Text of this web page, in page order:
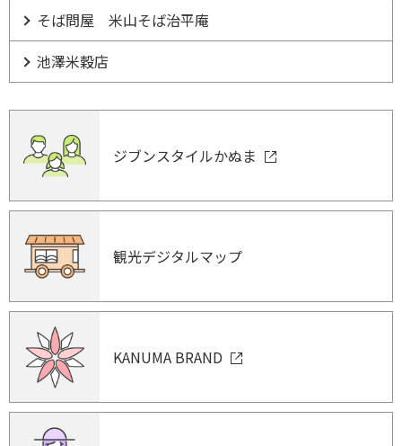
そば問屋 米山そば治平庵
池澤米穀店
ジブンスタイルかぬま
観光デジタルマップ
KANUMA BRAND